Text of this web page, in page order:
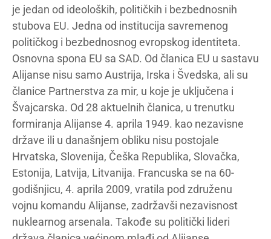
je jedan od ideoloških, političkih i bezbednosnih
stubova EU. Jedna od institucija savremenog
političkog i bezbednosnog evropskog identiteta.
Osnovna spona EU sa SAD. Od članica EU u sastavu
Alijanse nisu samo Austrija, Irska i Švedska, ali su
članice Partnerstva za mir, u koje je uključena i
Švajcarska. Od 28 aktuelnih članica, u trenutku
formiranja Alijanse 4. aprila 1949. kao nezavisne
države ili u današnjem obliku nisu postojale
Hrvatska, Slovenija, Češka Republika, Slovačka,
Estonija, Latvija, Litvanija. Francuska se na 60-
godišnjicu, 4. aprila 2009, vratila pod združenu
vojnu komandu Alijanse, zadržavši nezavisnost
nuklearnog arsenala. Takođe su politički lideri